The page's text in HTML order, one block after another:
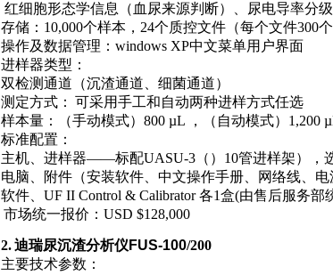
红细胞形态学信息（血尿来源判断）
尿电导率分级
存储： 10,000个样本， 24个质控文件（每个文件300
操作及数据管理： windows XP中文菜单用户界面
进样器类型：
双检测通道（沉渣通道、细菌通道）
测定方式： 可采用手工和自动两种进样方式任选
样本量：（手动模式） 800 µL ，（自动模式） 1,200
标准配置：
主机、进样器——标配UASU-3（） 10管进样架），
电脑、附件（安装软件、中文操作手册、网络线、电
软件、 UF II Control & Calibrator各1盒(由售后服务部
市场统一报价： USD $128,000
2. 迪瑞尿沉渣分析仪 FUS-100/200
主要技术参数 ：